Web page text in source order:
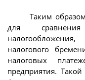
Таким
для
налогового
налоговых
предприятия.